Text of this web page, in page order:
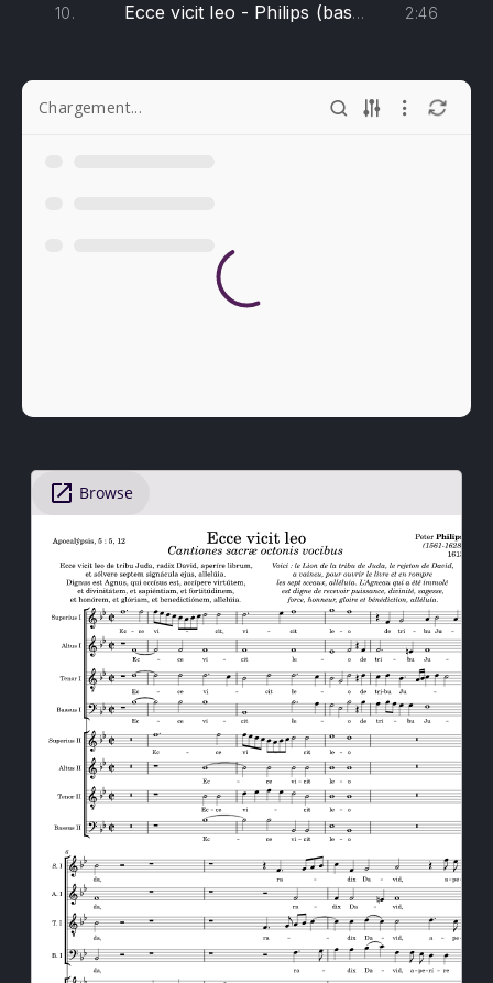
10. Ecce vicit leo - Philips (bassus 2) 2:46
Chargement...